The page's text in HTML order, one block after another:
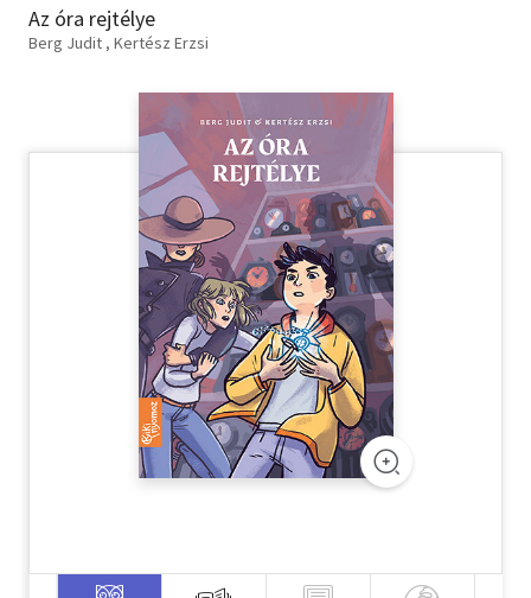
Gyermek- és ifjúsági
Hobbi, szabadidő
Szótár, nyelvkönyv
Tankönyv, segédkönyv
Társadalomtudomány
Természettudomány
Az óra rejtélye
Berg Judit Kertész Erzsi